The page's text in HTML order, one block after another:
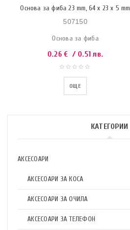
КАТЕГОРИИ
АКСЕСОАРИ
АКСЕСОАРИ ЗА КОСА
АКСЕСОАРИ ЗА ОЧИЛА
АКСЕСОАРИ ЗА ТЕЛЕФОН
Основа за фиба 23 mm, 64 x 23 x 5 mm
507150
Основа за фиба
0.26€ / 0.51 лв.
ОЩЕ